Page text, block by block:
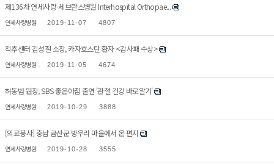
제136차 연세사랑-세브란스병원 Interhospital Orthopae...
연세사랑병원 2019-11-07 4807
척추센터 김성철 소장, 카자흐스탄 환자 <감사패 수상>
연세사랑병원 2019-11-05 4674
허동범 원장, SBS 좋은아침 출연 '관절 건강 바로알기'
연세사랑병원 2019-10-29 3888
[의료봉사] 충남 금산군 방우리 마을에서 온 편지
연세사랑병원 2019-10-28 3555